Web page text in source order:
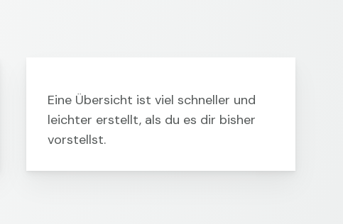
Eine Übersicht ist viel schneller und
leichter erstellt, als du es dir bisher
vorstellst.